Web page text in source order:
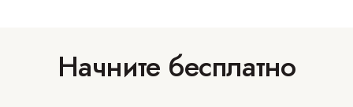
Начните бесплатно